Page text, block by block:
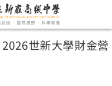
2026世新大學財金營